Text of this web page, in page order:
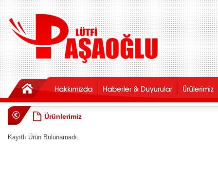
Ürünlerimiz
Kayıtlı Ürün Bulunamadı.